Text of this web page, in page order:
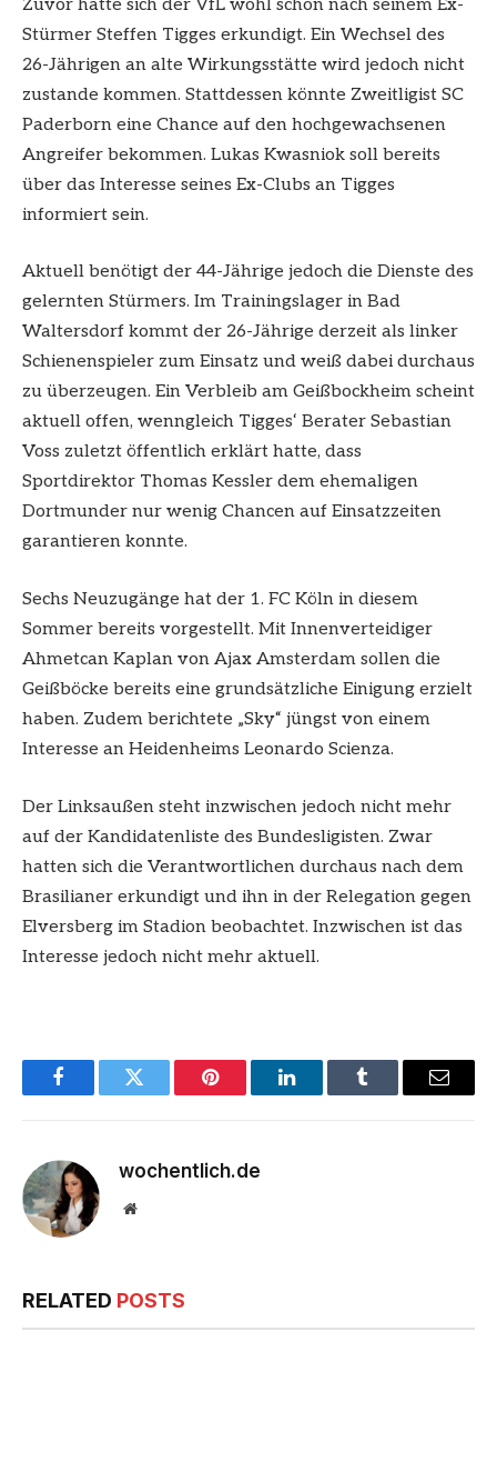
Zuvor hatte sich der VfL wohl schon nach seinem Ex-
Stürmer Steffen Tigges erkundigt. Ein Wechsel des
26-Jährigen an alte Wirkungsstätte wird jedoch nicht
zustande kommen. Stattdessen könnte Zweitligist SC
Paderborn eine Chance auf den hochgewachsenen
Angreifer bekommen. Lukas Kwasniok soll bereits
über das Interesse seines Ex-Clubs an Tigges
informiert sein.
Aktuell benötigt der 44-Jährige jedoch die Dienste des
gelernten Stürmers. Im Trainingslager in Bad
Waltersdorf kommt der 26-Jährige derzeit als linker
Schienenspieler zum Einsatz und weiß dabei durchaus
zu überzeugen. Ein Verbleib am Geißbockheim scheint
aktuell offen, wenngleich Tigges‘ Berater Sebastian
Voss zuletzt öffentlich erklärt hatte, dass
Sportdirektor Thomas Kessler dem ehemaligen
Dortmunder nur wenig Chancen auf Einsatzzeiten
garantieren konnte.
Sechs Neuzugänge hat der 1. FC Köln in diesem
Sommer bereits vorgestellt. Mit Innenverteidiger
Ahmetcan Kaplan von Ajax Amsterdam sollen die
Geißböcke bereits eine grundsätzliche Einigung erzielt
haben. Zudem berichtete „Sky“ jüngst von einem
Interesse an Heidenheims Leonardo Scienza.
Der Linksaußen steht inzwischen jedoch nicht mehr
auf der Kandidatenliste des Bundesligisten. Zwar
hatten sich die Verantwortlichen durchaus nach dem
Brasilianer erkundigt und ihn in der Relegation gegen
Elversberg im Stadion beobachtet. Inzwischen ist das
Interesse jedoch nicht mehr aktuell.
FacebookTwitter Pinterest LinkedInTumblr Email
wochentlich.de
Website
RELATED POSTS